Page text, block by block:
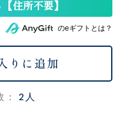
のeギフトとは？
りに追加
2人